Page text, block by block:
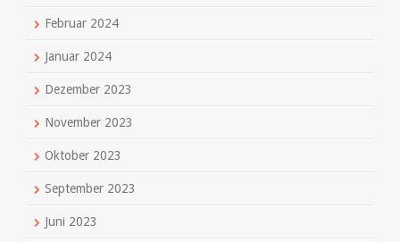
Februar 2024
Januar 2024
Dezember 2023
November 2023
Oktober 2023
September 2023
Juni 2023